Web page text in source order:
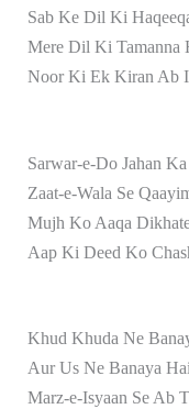
Sab Ke Dil Ki
Mere Dil Ki Tamanna
Noor Ki Ek Kiran Ab
Sarwar-e-Do Jahan
Zaat-e-Wala Se
Mujh Ko Aaqa
Aap Ki Deed Ko
Khud Khuda Ne
Aur Us Ne Banaya
Marz-e-Isyaan Se Ab